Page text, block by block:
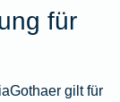
für
gilt für